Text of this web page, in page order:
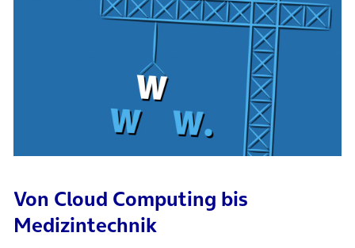
Von Cloud Computing bis
Medizintechnik